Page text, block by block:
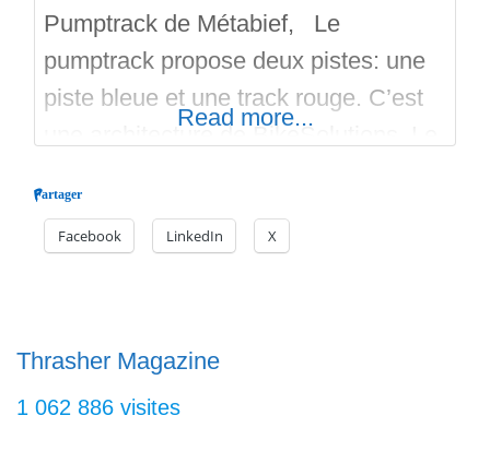
Pumptrack de Métabief, Le
pumptrack propose deux pistes: une
piste bleue et une track rouge. C’est
une architecture de BikeSolutions. Le
ouvert depuis l’été 2025. En bitume
urbain, dans un cadre magnifique, il y
VTT est de bon niveau.
Read more...
Partager
Facebook LinkedIn X
Thrasher Magazine
1 062 886 visites